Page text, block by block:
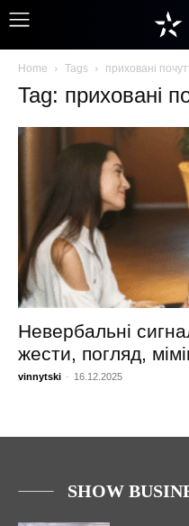
Home Tags приховані
Tag: приховані
Невербальні
жести, погляд,
vinnytski - 16.12.2025
SHOW